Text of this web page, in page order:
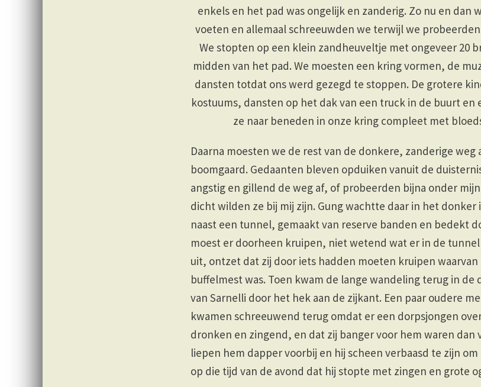
enkels en het pad was ongelijk en zanderig. Zo nu en dan
voeten en allemaal schreeuwden we terwijl we
We stopten op een klein zandheuveltje met ongeveer 20
midden van het pad. We moesten een kring vormen, de
dansten totdat ons werd gezegd te stoppen. De grotere
kostuums, dansten op het dak van een truck in de buurt en
ze naar beneden in onze kring compleet met
Daarna moesten we de rest van de donkere, zanderige
boomgaard. Gedaanten bleven opduiken vanuit de
angstig en gillend de weg af, of probeerden bijna onder
dicht wilden ze bij mij zijn. Gung wachtte daar in het
naast een tunnel, gemaakt van reserve banden en bedekt
moest er doorheen kruipen, niet wetend wat er in de
uit, ontzet dat zij door iets hadden moeten kruipen
buffelmest was. Toen kwam de lange wandeling terug in de
van Sarnelli door het hek aan de zijkant. Een paar oudere
kwamen schreeuwend terug omdat er een dorpsjongen
dronken en zingend, en dat zij banger voor hem waren dan
liepen hem dapper voorbij en hij scheen verbaasd te zijn
op die tijd van de avond dat hij stopte met zingen en grote